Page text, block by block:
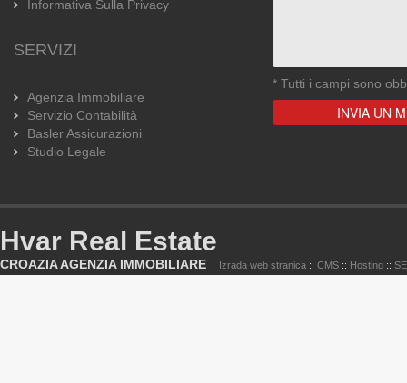
Informativa Sulla Privacy
SERVIZI
Agenzia Immobiliare
Servizio Contabilità
Basler Assicurazioni
Studio Legale
* Tutti i campi sono
Hvar Real Estate
CROAZIA AGENZIA IMMOBILIARE Izrada web stranica :: CMS :: Hosting ::